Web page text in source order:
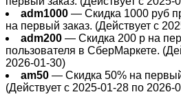
adm1000 — Скидка 1000 руб
на первый заказ. (Действует с
adm200 — Cкидка 200 р на
пользователя в СберМаркете.
2026-01-30)
am50 — Скидка 50% на
(Действует с 2025-01-28 по 2026-